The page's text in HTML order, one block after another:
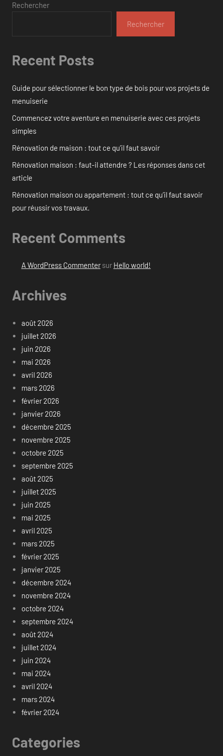
Rechercher
Rechercher
Recent Posts
Guide pour sélectionner le bon type de bois pour vos projets de
menuiserie
Commencez votre aventure en menuiserie avec ces projets
simples
Rénovation de maison : tout ce qu’il faut savoir
Rénovation maison : faut-il attendre ? Les réponses dans cet
article
Rénovation maison ou appartement : tout ce qu’il faut savoir
pour réussir vos travaux.
Recent Comments
A WordPress Commentersur Hello world!
Archives
août 2026
juillet 2026
juin 2026
mai 2026
avril 2026
mars 2026
février 2026
janvier 2026
décembre 2025
novembre 2025
octobre 2025
septembre 2025
août 2025
juillet 2025
juin 2025
mai 2025
avril 2025
mars 2025
février 2025
janvier 2025
décembre 2024
novembre 2024
octobre 2024
septembre 2024
août 2024
juillet 2024
juin 2024
mai 2024
avril 2024
mars 2024
février 2024
Categories